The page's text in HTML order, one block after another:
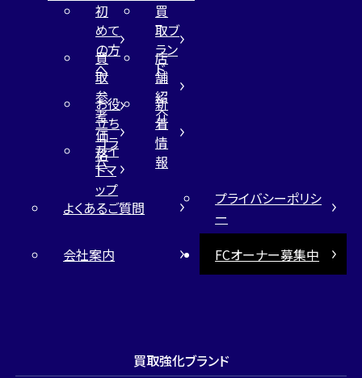
初
めて
の方
へ
買
取ブ
ラン
ド
買
取
参
考
価
格
店
舗
紹
介
お役
立ち
コラ
ム
新
着
情
報
サイ
トマ
ップ
よくあるご質問
プライバシーポリシ
ー
会社案内
FCオーナー募集中
買取強化ブランド